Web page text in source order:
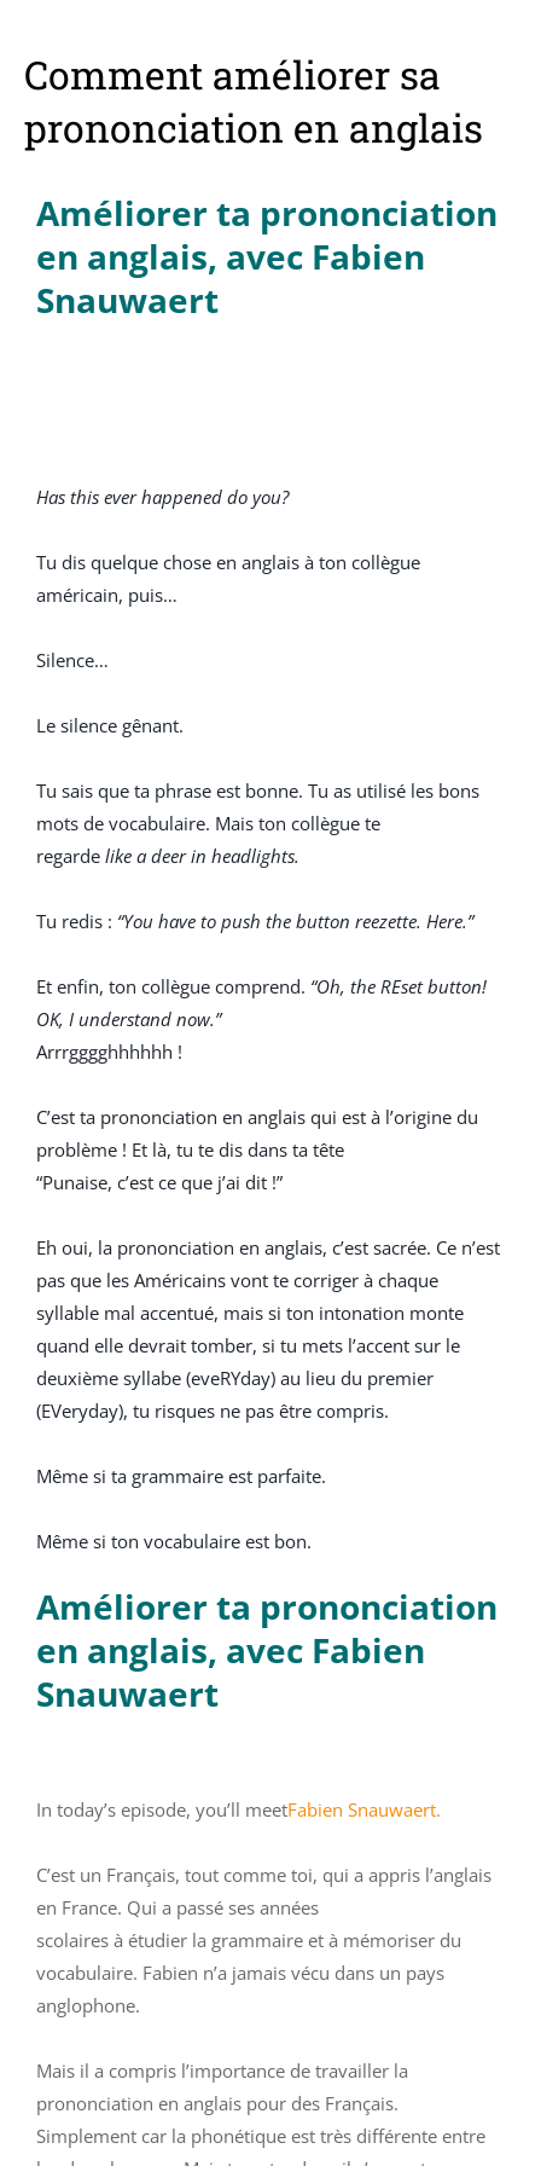
Comment améliorer sa
prononciation en anglais
Améliorer ta prononciation
en anglais, avec Fabien
Snauwaert
Has this ever happened do you?
Tu dis quelque chose en anglais à ton collègue
américain, puis…
Silence…
Le silence gênant.
Tu sais que ta phrase est bonne. Tu as utilisé les bons
mots de vocabulaire. Mais ton collègue te
regarde like a deer in headlights.
Tu redis : “You have to push the button reezette. Here.”
Et enfin, ton collègue comprend. “Oh, the REset button!
OK, I understand now.”
Arrrgggghhhhhh !
C’est ta prononciation en anglais qui est à l’origine du
problème ! Et là, tu te dis dans ta tête
“Punaise, c’est ce que j’ai dit !”
Eh oui, la prononciation en anglais, c’est sacrée. Ce n’est
pas que les Américains vont te corriger à chaque
syllable mal accentué, mais si ton intonation monte
quand elle devrait tomber, si tu mets l’accent sur le
deuxième syllabe (eveRYday) au lieu du premier
(EVeryday), tu risques ne pas être compris.
Même si ta grammaire est parfaite.
Même si ton vocabulaire est bon.
Améliorer ta prononciation
en anglais, avec Fabien
Snauwaert
In today’s episode, you’ll meetFabien Snauwaert.
C’est un Français, tout comme toi, qui a appris l’anglais
en France. Qui a passé ses années
scolaires à étudier la grammaire et à mémoriser du
vocabulaire. Fabien n’a jamais vécu dans un pays
anglophone.
Mais il a compris l’importance de travailler la
prononciation en anglais pour des Français.
Simplement car la phonétique est très différente entre